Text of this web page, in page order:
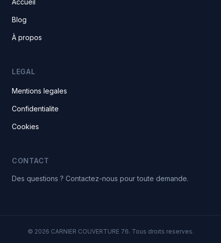
Accueil
Blog
À propos
LEGAL
Mentions legales
Confidentialite
Cookies
CONTACT
Des questions ? Contactez-nous pour toute demande.
© 2026 CARNIER COUVERTURE 76. Tous droits reserves.